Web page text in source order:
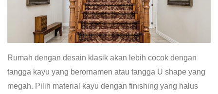
Rumah dengan desain klasik akan lebih cocok dengan
tangga kayu yang berornamen atau tangga U shape yang
megah. Pilih material kayu dengan finishing yang halus